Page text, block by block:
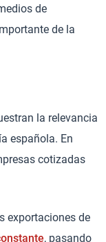
de
de la
la relevancia
española. En
cotizadas
exportaciones de
, pasando